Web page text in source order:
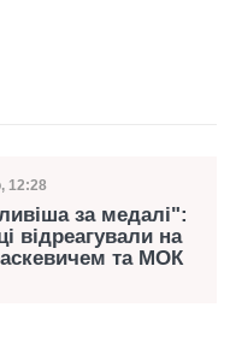
12:28
за медалі":
відреагували на
та МОК